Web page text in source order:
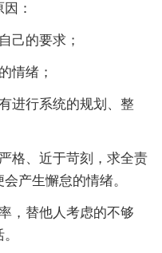
：
己的要求；
情绪；
进行系统的规划、整
格、近于苛刻，求全责
产生懈怠的情绪。
，替他人考虑的不够